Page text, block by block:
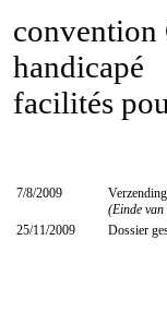
convention
handicapé
facilités
7/8/2009
(Einde
25/11/2009
Dossier